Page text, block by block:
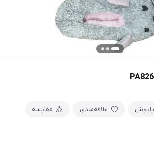
پاپوش علاقه‌مندی مقایسه